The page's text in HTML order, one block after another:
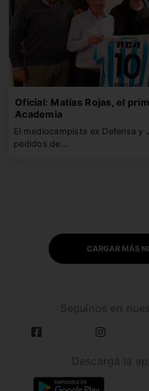
Oficial: Matías Rojas, el
Academia
El mediocampista ex Defensa y
pedidos de…
CARGAR MÁS